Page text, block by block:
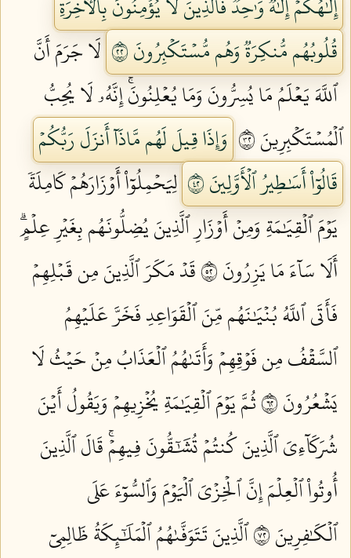
قُلُوبُهُم مُّنكِرَةٞ وَهُم مُّسۡتَكۡبِرُونَ ٢٢
لَا جَرَمَ أَنَّ
ٱللَّهَ يَعۡلَمُ مَا يُسِرُّونَ وَمَا يُعۡلِنُونَۚ إِنَّهُۥ لَا يُحِبُّ
ٱلۡمُسۡتَكۡبِرِينَ ٢٣
وَإِذَا قِيلَ لَهُم مَّاذَآ أَنزَلَ رَبُّكُمۡ
قَالُوٓاْ أَسَٰطِيرُ ٱلۡأَوَّلِينَ ٢٤
لِيَحۡمِلُوٓاْ أَوۡزَارَهُمۡ كَامِلَةٗ
يَوۡمَ ٱلۡقِيَٰمَةِ وَمِنۡ أَوۡزَارِ ٱلَّذِينَ يُضِلُّونَهُم بِغَيۡرِ عِلۡمٍۗ
أَلَا سَآءَ مَا يَزِرُونَ ٢٥
قَدۡ مَكَرَ ٱلَّذِينَ مِن قَبۡلِهِمۡ
فَأَتَى ٱللَّهُ بُنۡيَٰنَهُم مِّنَ ٱلۡقَوَاعِدِ فَخَرَّ عَلَيۡهِمُ
ٱلسَّقۡفُ مِن فَوۡقِهِمۡ وَأَتَىٰهُمُ ٱلۡعَذَابُ مِنۡ حَيۡثُ لَا
يَشۡعُرُونَ ٢٦
ثُمَّ يَوۡمَ ٱلۡقِيَٰمَةِ يُخۡزِيهِمۡ وَيَقُولُ أَيۡنَ
شُرَكَآءِيَ ٱلَّذِينَ كُنتُمۡ تُشَٰٓقُّونَ فِيهِمۡۚ قَالَ ٱلَّذِينَ
أُوتُواْ ٱلۡعِلۡمَ إِنَّ ٱلۡخِزۡيَ ٱلۡيَوۡمَ وَٱلسُّوٓءَ عَلَى
ٱلۡكَٰفِرِينَ ٢٧
ٱلَّذِينَ تَتَوَفَّىٰهُمُ ٱلۡمَلَٰٓئِكَةُ ظَالِمِيٓ